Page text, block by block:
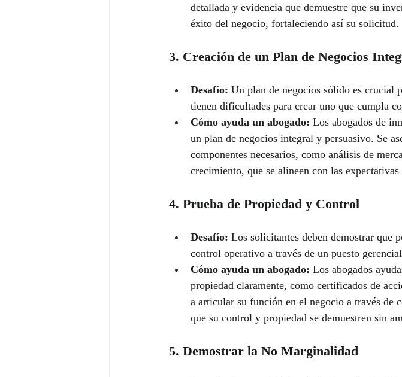
detallada y evidencia que demuestre que su
éxito del negocio, fortaleciendo así su solicitud.
3. Creación de un Plan de Negocios
Desafío: Un plan de negocios sólido es crucial
tienen dificultades para crear uno que cumpla
Cómo ayuda un abogado: Los abogados de
un plan de negocios integral y persuasivo. Se
componentes necesarios, como análisis de
crecimiento, que se alineen con las
4. Prueba de Propiedad y Control
Desafío: Los solicitantes deben demostrar que
control operativo a través de un puesto
Cómo ayuda un abogado: Los abogados
propiedad claramente, como certificados de
a articular su función en el negocio a través de
que su control y propiedad se demuestren sin
5. Demostrar la No Marginalidad